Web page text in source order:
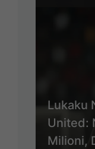
Lukaku
United:
Milioni,